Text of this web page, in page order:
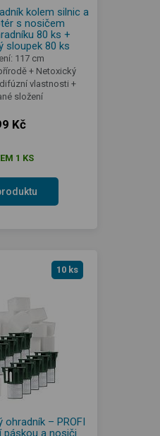
kolem silnic a
s nosičem
80 ks +
sloupek 80 ks
117 cm
+ Netoxický
vlastnosti +
složení
Kč
1 KS
10 ks
– PROFI
páskou a nosiči